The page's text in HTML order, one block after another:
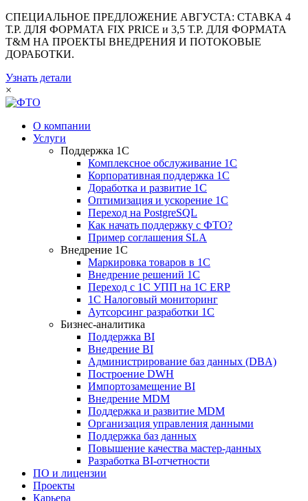
СПЕЦИАЛЬНОЕ ПРЕДЛОЖЕНИЕ АВГУСТА: СТАВКА 4
Т.Р. ДЛЯ ФОРМАТА FIX PRICE и 3,5 Т.Р. ДЛЯ ФОРМАТА
T&M НА ПРОЕКТЫ ВНЕДРЕНИЯ И ПОТОКОВЫЕ
ДОРАБОТКИ.
Узнать детали
×
О компании
Услуги
Поддержка 1С
Комплексное обслуживание 1С
Корпоративная поддержка 1С
Доработка и развитие 1С
Оптимизация и ускорение 1С
Переход на PostgreSQL
Как начать поддержку с ФТО?
Пример соглашения SLA
Внедрение 1С
Маркировка товаров в 1С
Внедрение решений 1С
Переход с 1С УПП на 1С ERP
1С Налоговый мониторинг
Аутсорсинг разработки 1С
Бизнес-аналитика
Поддержка BI
Внедрение BI
Администрирование баз данных (DBA)
Построение DWH
Импортозамещение BI
Внедрение MDM
Поддержка и развитие MDM
Организация управления данными
Поддержка баз данных
Повышение качества мастер-данных
Разработка BI-отчетности
ПО и лицензии
Проекты
Карьера